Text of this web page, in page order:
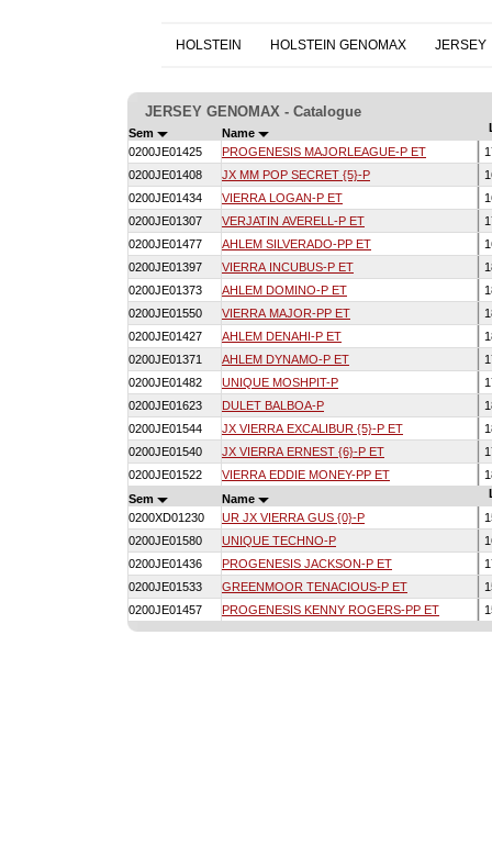
HOLSTEIN HOLSTEIN GENOMAX JERSEY
JERSEY GENOMAX - Catalogue
Sem Name
0200JE01425
PROGENESIS MAJORLEAGUE-P ET
0200JE01408
JX MM POP SECRET {5}-P
0200JE01434
VIERRA LOGAN-P ET
0200JE01307
VERJATIN AVERELL-P ET
0200JE01477
AHLEM SILVERADO-PP ET
0200JE01397
VIERRA INCUBUS-P ET
0200JE01373
AHLEM DOMINO-P ET
0200JE01550
VIERRA MAJOR-PP ET
0200JE01427
AHLEM DENAHI-P ET
0200JE01371
AHLEM DYNAMO-P ET
0200JE01482
UNIQUE MOSHPIT-P
0200JE01623
DULET BALBOA-P
0200JE01544
JX VIERRA EXCALIBUR {5}-P ET
0200JE01540
JX VIERRA ERNEST {6}-P ET
0200JE01522
VIERRA EDDIE MONEY-PP ET
Sem
Name
0200XD01230
UR JX VIERRA GUS {0}-P
0200JE01580
UNIQUE TECHNO-P
0200JE01436
PROGENESIS JACKSON-P ET
0200JE01533
GREENMOOR TENACIOUS-P ET
0200JE01457
PROGENESIS KENNY ROGERS-PP ET